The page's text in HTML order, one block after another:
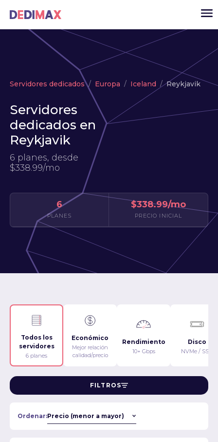
VPS
Servidores dedicados
Servidores dedicados Europa Iceland Reykjavik
Servidores
dedicados en
Reykjavik
6 planes, desde
$338.99/mo
6
PLANES
$338.99/mo
PRECIO INICIAL
Todos los
servidores
6 planes
Económico
Mejor relación
calidad/precio
Rendimiento
10+ Gbps
Disco
NVMe / SSD
FILTROS
Ordenar: